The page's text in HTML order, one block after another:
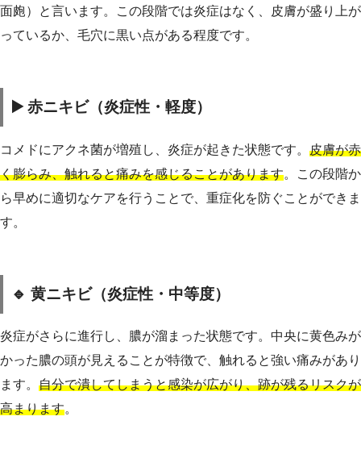
面皰）と言います。この段階では炎症はなく、皮膚が盛り上が
っているか、毛穴に黒い点がある程度です。
▶️ 赤ニキビ（炎症性・軽度）
コメドにアクネ菌が増殖し、炎症が起きた状態です。 皮膚が赤
く膨らみ、触れると痛みを感じることがあります。この段階か
ら早めに適切なケアを行うことで、重症化を防ぐことができま
す。
🔹 黄ニキビ（炎症性・中等度）
炎症がさらに進行し、膿が溜まった状態です。中央に黄色みが
かった膿の頭が見えることが特徴で、触れると強い痛みがあり
ます。 自分で潰してしまうと感染が広がり、跡が残るリスクが
高まります。